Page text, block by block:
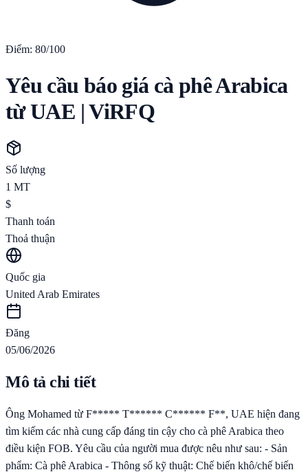
Điểm: 80/100
Yêu cầu báo giá cà phê Arabica
từ UAE | ViRFQ
Số lượng
1 MT
$
Thanh toán
Thoả thuận
Quốc gia
United Arab Emirates
Đăng
05/06/2026
Mô tả chi tiết
Ông Mohamed từ F***** T****** C****** F**, UAE hiện đang
tìm kiếm các nhà cung cấp đáng tin cậy cho cà phê Arabica theo
điều kiện FOB. Yêu cầu của người mua được nêu như sau: - Sản
phẩm: Cà phê Arabica - Thông số kỹ thuật: Chế biến khô/chế biến